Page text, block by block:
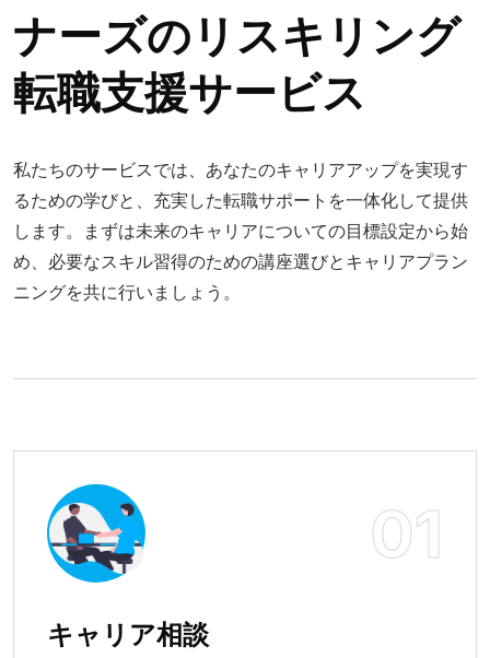
ナーズのリスキリング
転職支援サービス
私たちのサービスでは、あなたのキャリアアップを実現す
るための学びと、充実した転職サポートを一体化して提供
します。
まずは未来のキャリアについての目標設定から始
め、必要なスキル習得のための講座選びとキャリアプラン
ニングを共に行いましょう。
01
キャリア相談